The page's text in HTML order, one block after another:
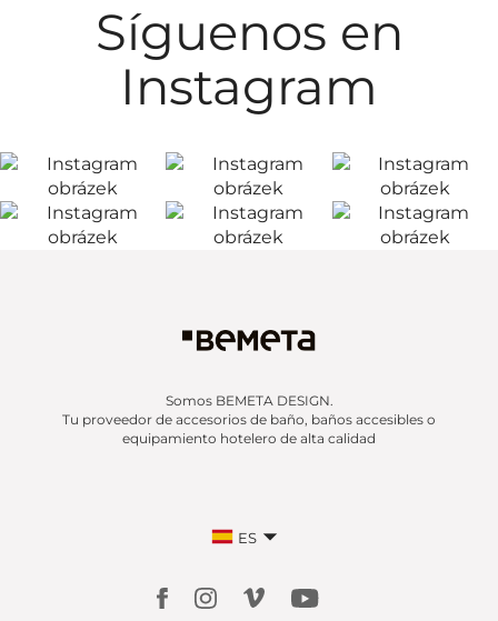
Síguenos en
Instagram
Somos BEMETA DESIGN.
Tu proveedor de accesorios de baño, baños accesibles o
equipamiento hotelero de alta calidad
ES